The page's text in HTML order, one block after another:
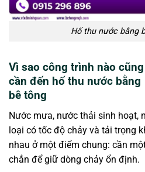
Hố thu nước bằng
Vì sao công trình nào cũng
cần đến hố thu nước bằng
bê tông
Nước mưa, nước thải sinh hoạt,
loại có tốc độ chảy và tải trọng
nhau ở một điểm chung: cần
chắn để giữ dòng chảy ổn định.